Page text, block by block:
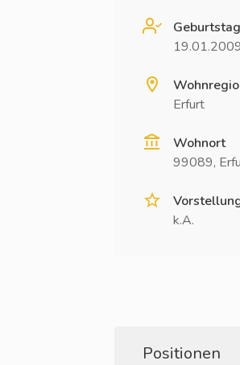
Geburtstag
Erfurt
Wohnort
99089,
k.A.
Positionen